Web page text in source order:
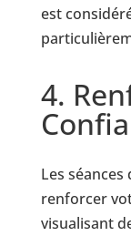
est
4.
Les
renforcer
visualisant